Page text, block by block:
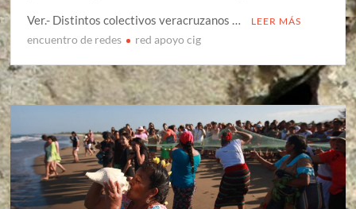
Ver.- Distintos colectivos veracruzanos …
LEER MÁS
encuentro de redes red apoyo cig